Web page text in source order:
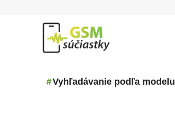
Vyhľadávanie podľa modelu